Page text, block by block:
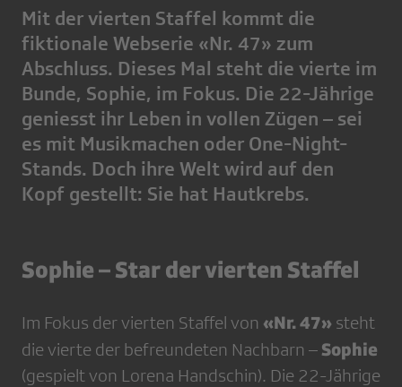
Mit der vierten Staffel kommt die
fiktionale Webserie «Nr. 47» zum
Abschluss. Dieses Mal steht die vierte im
Bunde, Sophie, im Fokus. Die 22-Jährige
geniesst ihr Leben in vollen Zügen – sei
es mit Musikmachen oder One-Night-
Stands. Doch ihre Welt wird auf den
Kopf gestellt: Sie hat Hautkrebs.
Sophie – Star der vierten Staffel
Im Fokus der vierten Staffel von «Nr. 47» steht
die vierte der befreundeten Nachbarn – Sophie
(gespielt von Lorena Handschin). Die 22-Jährige